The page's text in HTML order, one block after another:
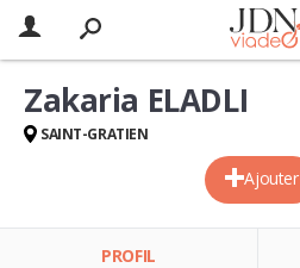
Ajouter
Zakaria ELADLI
SAINT-GRATIEN
PROFIL